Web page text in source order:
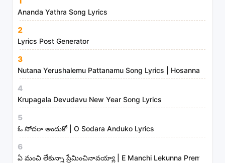
i
s
t
r
i
e
s
Ananda Yathra Song Lyrics
2
Lyrics Post Generator
3
Nutana Yerushalemu Pattanamu Song Lyrics | Hosanna
4
Krupagala Devudavu New Year Song Lyrics
5
ఓ సోదరా అందుకో | O Sodara Anduko Lyrics
6
ఏ మంచి లేకున్నా ప్రేమించినావయ్యా | E Manchi Lekunna